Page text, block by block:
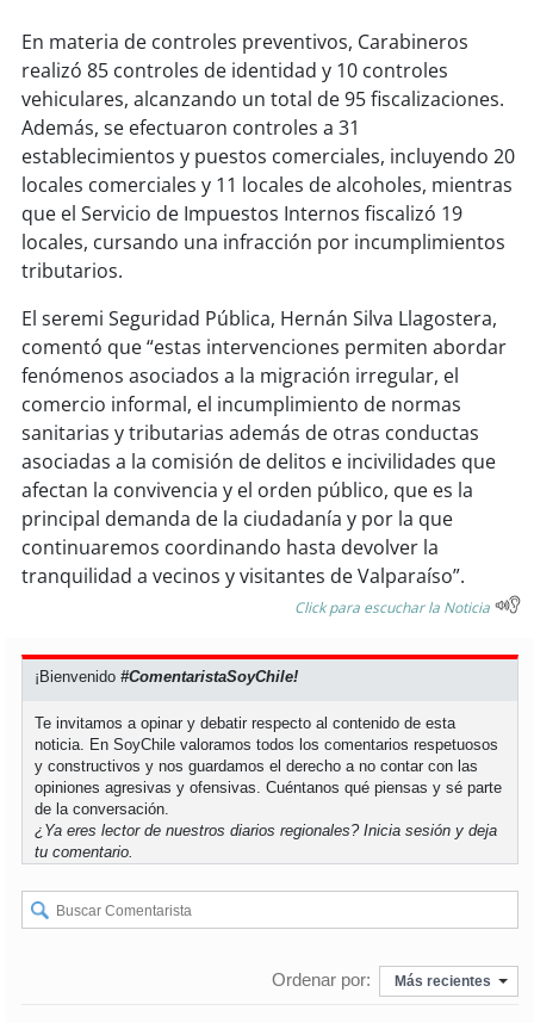
En materia de controles preventivos, Carabineros
realizó 85 controles de identidad y 10 controles
vehiculares, alcanzando un total de 95 fiscalizaciones.
Además, se efectuaron controles a 31
establecimientos y puestos comerciales, incluyendo 20
locales comerciales y 11 locales de alcoholes, mientras
que el Servicio de Impuestos Internos fiscalizó 19
locales, cursando una infracción por incumplimientos
tributarios.
El seremi Seguridad Pública, Hernán Silva Llagostera,
comentó que “estas intervenciones permiten abordar
fenómenos asociados a la migración irregular, el
comercio informal, el incumplimiento de normas
sanitarias y tributarias además de otras conductas
asociadas a la comisión de delitos e incivilidades que
afectan la convivencia y el orden público, que es la
principal demanda de la ciudadanía y por la que
continuaremos coordinando hasta devolver la
tranquilidad a vecinos y visitantes de Valparaíso”.
Click para escuchar la Noticia
¡Bienvenido#ComentaristaSoyChile!
Te invitamos a opinar y debatir respecto al contenido de esta
noticia. En SoyChile valoramos todos los comentarios respetuosos
y constructivos y nos guardamos el derecho a no contar con las
opiniones agresivas y ofensivas. Cuéntanos qué piensas y sé parte
de la conversación.
¿Ya eres lector de nuestros diarios regionales?Inicia sesión y deja
tu comentario.
Ordenar por: Más recientes